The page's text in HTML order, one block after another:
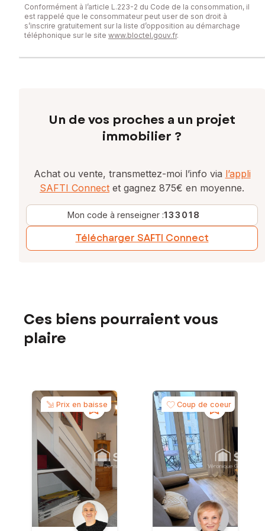
Conformément à l’article L.223-2 du Code de la consommation, il
est rappelé que le consommateur peut user de son droit à
s’inscrire gratuitement sur la liste d’opposition au démarchage
téléphonique sur le site www.bloctel.gouv.fr.
Un de vos proches a un projet
immobilier ?
Achat ou vente, transmettez-moi l’info via l’appli
SAFTI Connect et gagnez 875€ en moyenne.
Mon code à renseigner :133018
Télécharger SAFTI Connect
Ces biens pourraient vous
plaire
Prix en baisse Coup de coeur